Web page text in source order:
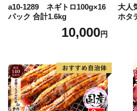
a10-1289 ネギトロ100g×16
パック 合計1.6kg
10,000円
大人
ホタ